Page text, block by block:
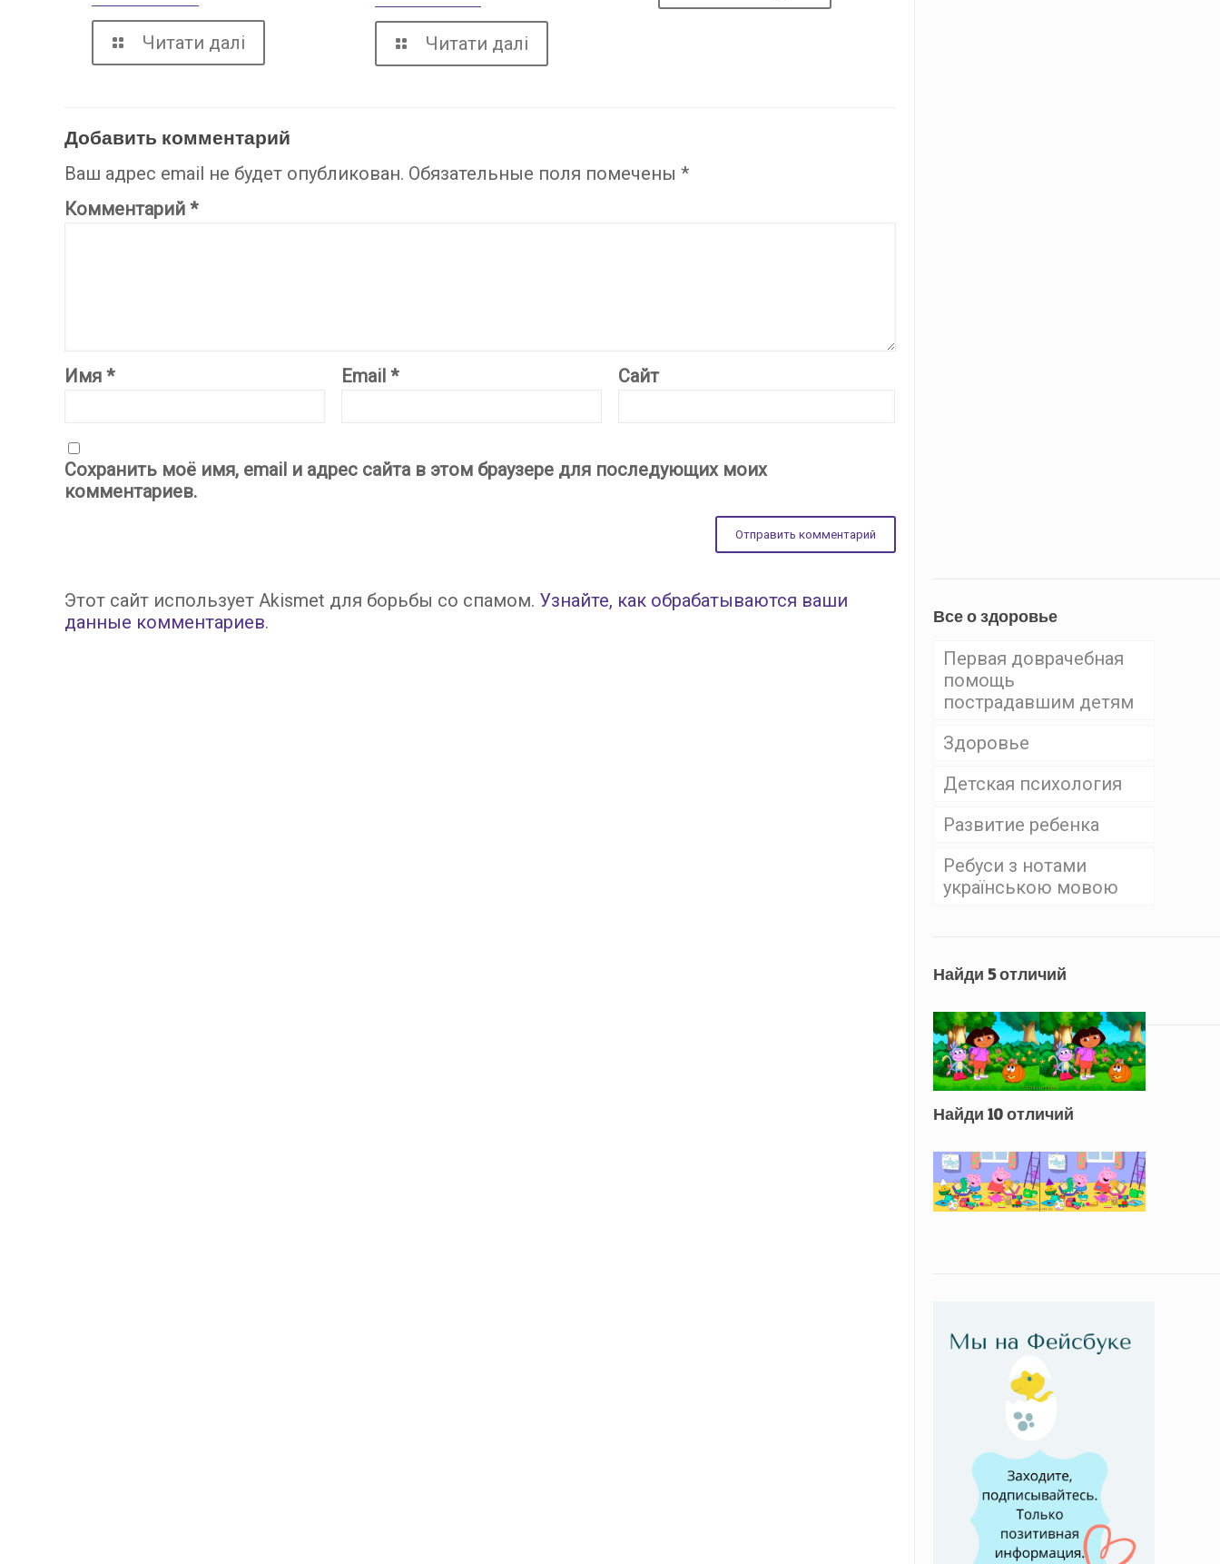
Читати далі Читати далі
Добавить комментарий
Ваш адрес email не будет опубликован. Обязательные поля помечены*
Комментарий*
Имя* Email* Сайт
Сохранить моё имя, email и адрес сайта в этом браузере для последующих моих
комментариев.
Этот сайт использует Akismet для борьбы со спамом. Узнайте, как обрабатываются ваши
данные комментариев. Все о здоровье
Первая доврачебная
помощь
пострадавшим детям
Здоровье
Детская психология
Развитие ребенка
Ребуси з нотами
українською мовою
Найди 5 отличий
Найди 10 отличий